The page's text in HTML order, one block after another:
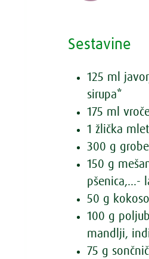
Sestavine
125 ml
sirupa*
175 ml
1 žlička
300 g
150 g
pšenica,...-
50 g
100 g
mandlji,
75 g